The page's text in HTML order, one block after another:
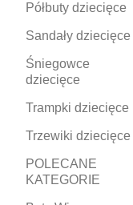
Półbuty dziecięce
Sandały dziecięce
Śniegowce
dziecięce
Trampki dziecięce
Trzewiki dziecięce
POLECANE
KATEGORIE